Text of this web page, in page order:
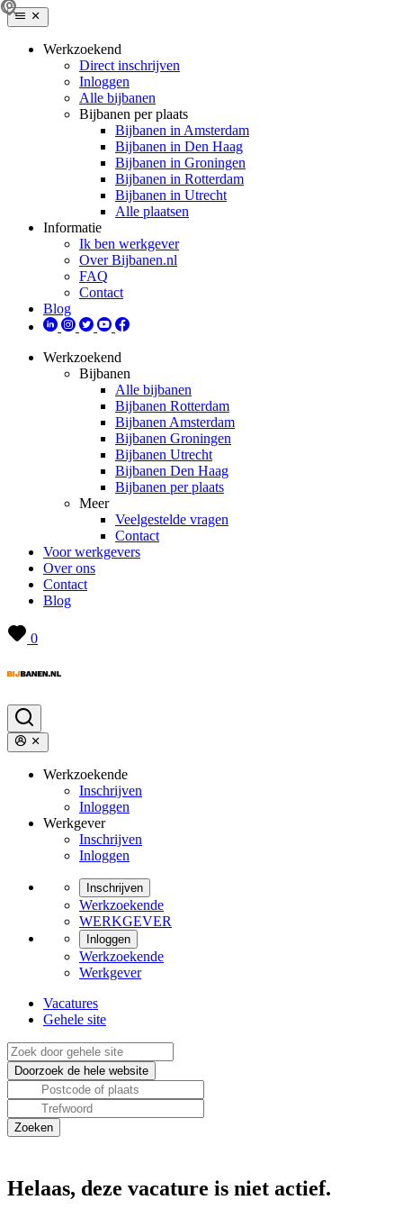
Werkzoekend
Direct inschrijven
Inloggen
Alle bijbanen
Bijbanen per plaats
Bijbanen in Amsterdam
Bijbanen in Den Haag
Bijbanen in Groningen
Bijbanen in Rotterdam
Bijbanen in Utrecht
Alle plaatsen
Informatie
Ik ben werkgever
Over Bijbanen.nl
FAQ
Contact
Blog
Werkzoekend
Bijbanen
Alle bijbanen
Bijbanen Rotterdam
Bijbanen Amsterdam
Bijbanen Groningen
Bijbanen Utrecht
Bijbanen Den Haag
Bijbanen per plaats
Meer
Veelgestelde vragen
Contact
Voor werkgevers
Over ons
Contact
Blog
0
Werkzoekende
Inschrijven
Inloggen
Werkgever
Inschrijven
Inloggen
Inschrijven
Werkzoekende
WERKGEVER
Inloggen
Werkzoekende
Werkgever
Vacatures
Gehele site
Helaas, deze vacature is niet actief.